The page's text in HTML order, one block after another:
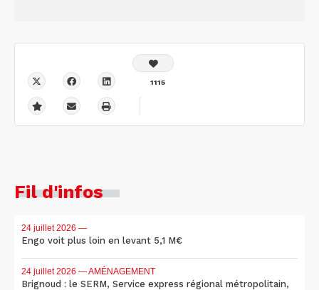
1115
Fil d'infos
24 juillet 2026 —
Engo voit plus loin en levant 5,1 M€
24 juillet 2026 — AMÉNAGEMENT
Brignoud : le SERM, Service express régional métropolitain,